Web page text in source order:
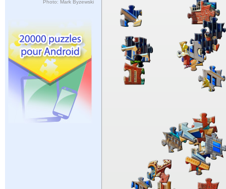
Photo: Mark Byzewski